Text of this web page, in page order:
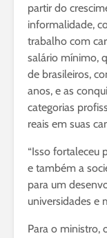
partir do
informalidade,
trabalho com
salário mínimo,
de brasileiros,
anos, e as
categorias
reais em suas
“Isso fortaleceu
e também a
para um
universidades e
Para o ministro,